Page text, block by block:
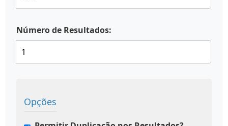
Número de Resultados:
Opções